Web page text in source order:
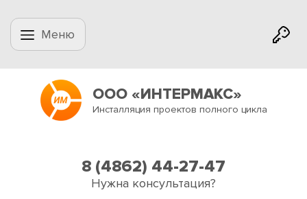
Меню
ООО «ИНТЕРМАКС»
Инсталляция проектов полного цикла
8 (4862) 44-27-47
Нужна консультация?